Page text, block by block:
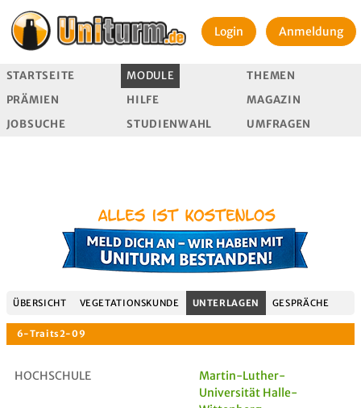
Login Anmeldung
STARTSEITE MODULE
THEMEN
PRÄMIEN
HILFE
MAGAZIN
JOBSUCHE
STUDIENWAHL UMFRAGEN
ÜBERSICHT VEGETATIONSKUNDE UNTERLAGEN GESPRÄCHE
HOCHSCHULE
Martin-Luther-
Universität Halle-